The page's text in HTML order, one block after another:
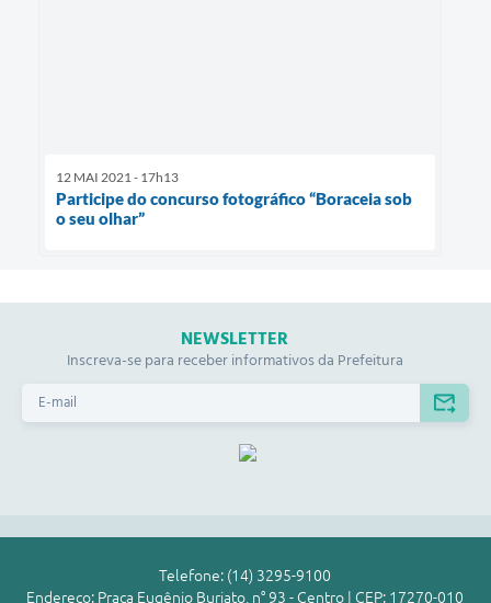
12 MAI 2021 - 17h13
Participe do concurso fotográfico “Boraceia sob
o seu olhar”
NEWSLETTER
Inscreva-se para receber informativos da Prefeitura
Telefone: (14) 3295-9100
Endereço: Praça Eugênio Burjato, n° 93 - Centro | CEP: 17270-010